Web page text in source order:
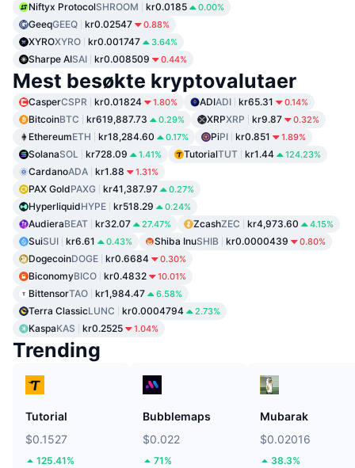
Niftyx ProtocolSHROOM kr0.0185 0.00%
GeeqGEEQ kr0.02547 0.88%
XYROXYRO kr0.001747 3.64%
Sharpe AISAI kr0.008509 0.44%
Mest besøkte kryptovalutaer
CasperCSPR kr0.01824 1.80% ADIADI kr65.31 0.14%
BitcoinBTC kr619,887.73 0.29% XRPXRP kr9.87 0.32%
EthereumETH kr18,284.60 0.17% PiPI kr0.851 1.89%
SolanaSOL kr728.09 1.41% TutorialTUT kr1.44 124.23%
CardanoADA kr1.88 1.31%
PAX GoldPAXG kr41,387.97 0.27%
HyperliquidHYPE kr518.29 0.24%
AudieraBEAT kr32.07 27.47% ZcashZEC kr4,973.60 4.15%
SuiSUI kr6.61 0.43% Shiba InuSHIB kr0.0000439 0.80%
DogecoinDOGE kr0.6684 0.30%
BiconomyBICO kr0.4832 10.01%
BittensorTAO kr1,984.47 6.58%
Terra ClassicLUNC kr0.0004794 2.73%
KaspaKAS kr0.2525 1.04%
Trending
Tutorial
$0.1527
125.41%
Bubblemaps
$0.022
71%
Mubarak
$0.02016
38.3%